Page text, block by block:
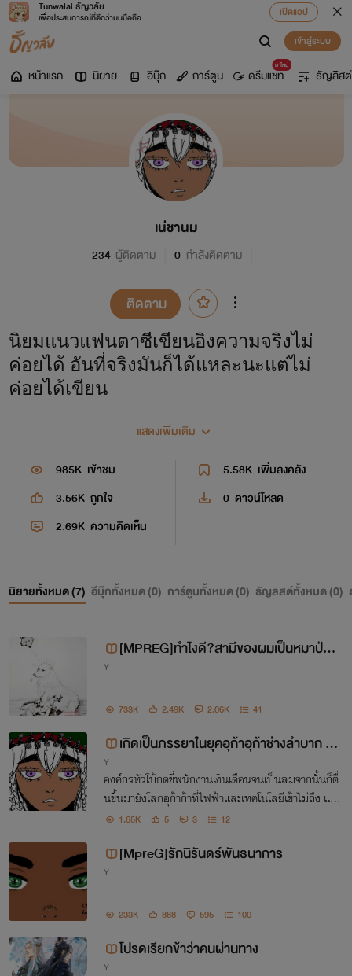
Tunwalai ธัญวลัย
เพื่อประสบการณ์ที่ดีกว่าบนมือถือ
เปิดแอป
เข้าสู่ระบบ
หน้าแรก นิยาย อีบุ๊ก การ์ตูน
มาใหม่
ดรีมแชท ธัญลิสต์
เน่ชานม
234 ผู้ติดตาม 0 กำลังติดตาม
ติดตาม
นิยมแนวแฟนตาซีเขียนอิงความจริงไม่
ค่อยได้ อันที่จริงมันก็ได้แหละนะแต่ไม่
ค่อยได้เขียน
บางทีก็อยากแยกร่างได้เหมือนนารูโตะจะ
ตอนนี้กำลังกลุ้มเรื่องบางเรื่องที่ตั้งใจเขียน
ให้เป็นเรื่องสั้นแต่ดันกลายเป็นเรื่องยาว
และเรื่องยาวบางเรื่องที่เขียนไปๆมาๆก็
แสดงเพิ่มเติม
985K เข้าชม 5.58K เพิ่มลงคลัง
3.56K ถูกใจ 0 ดาวน์โหลด
2.69K ความคิดเห็น
นิยายทั้งหมด (7) อีบุ๊กทั้งหมด (0) การ์ตูนทั้งหมด (0) ธัญลิสต์ทั้งหมด (0)
[MPREG]ทำไงดี?สามีของผมเป็นหมาป่
Y
733K 2.49K 2.06K 41
เกิดเป็นภรรยาในยุคอุก้าอุก้าช่างลำบาก (M
pregจริงๆไม่ได้โม้)
Y
องค์กรหัวโบ้กดขี่พนักงานเงินเดือนจนเป็นลมจากนั้นก็ตื่
นขึ้นมายังโลกอุก้าก้าที่ไฟฟ้าและเทคโนโลยีเข้าไม่ถึง แถม
ผมยังต้องแต่งงานกับชาเจฮัน คนป่าหล่อล่ำกล้ามโตที่พูด
1.65K 5 3 12
[MpreG]รักนิรันดร์พันธนาการ
Y
233K 888 595 100
โปรดเรียกข้าว่าคนผ่านทาง
Y